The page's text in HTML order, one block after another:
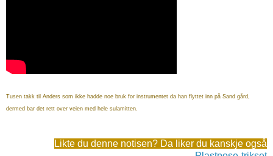
Tusen takk til Anders som ikke hadde noe bruk for instrumentet da han flyttet inn på Sand gård,
dermed bar det rett over veien med hele sulamitten.
Likte du denne notisen? Da liker du kanskje også